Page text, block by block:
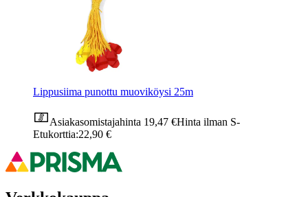
Lippusiima punottu muoviköysi 25m
Asiakasomistajahinta 19,47 €Hinta ilman S-
Etukorttia:22,90 €